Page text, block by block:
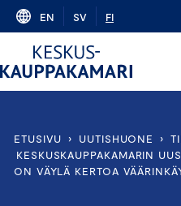
Skip
content
EN SV FI
ETUSIVU › UUTISHUONE ›
KESKUSKAUPPAKAMARIN
ON VÄYLÄ KERTOA